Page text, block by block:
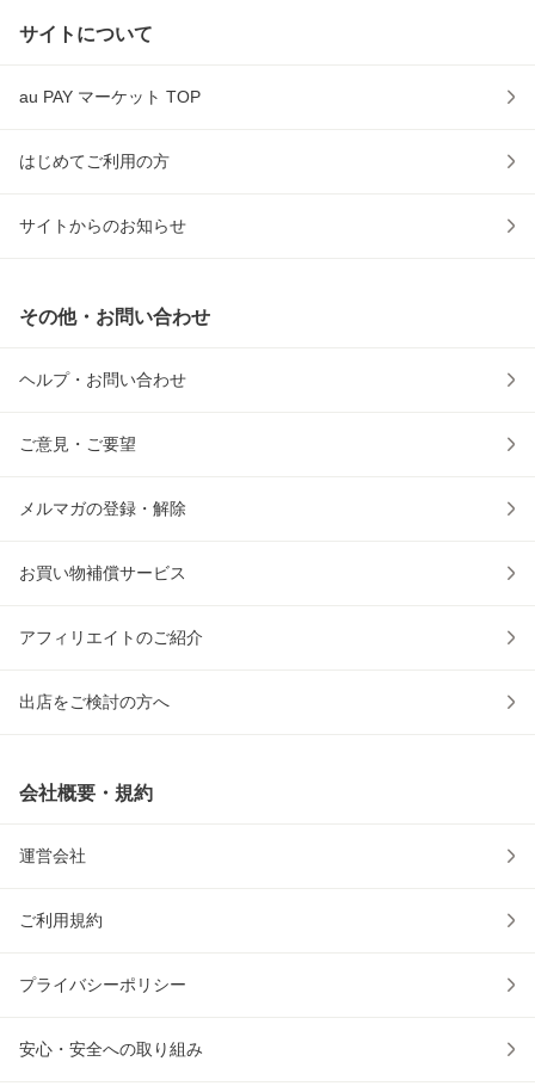
サイトについて
au PAY マーケット TOP
はじめてご利用の方
サイトからのお知らせ
その他・お問い合わせ
ヘルプ・お問い合わせ
ご意見・ご要望
メルマガの登録・解除
お買い物補償サービス
アフィリエイトのご紹介
出店をご検討の方へ
会社概要・規約
運営会社
ご利用規約
プライバシーポリシー
安心・安全への取り組み